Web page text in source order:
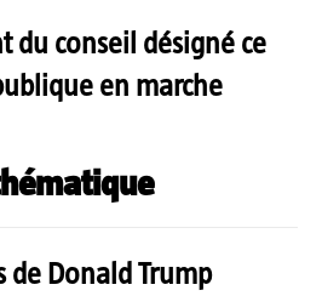
du conseil désigné ce
en marche
de Donald Trump